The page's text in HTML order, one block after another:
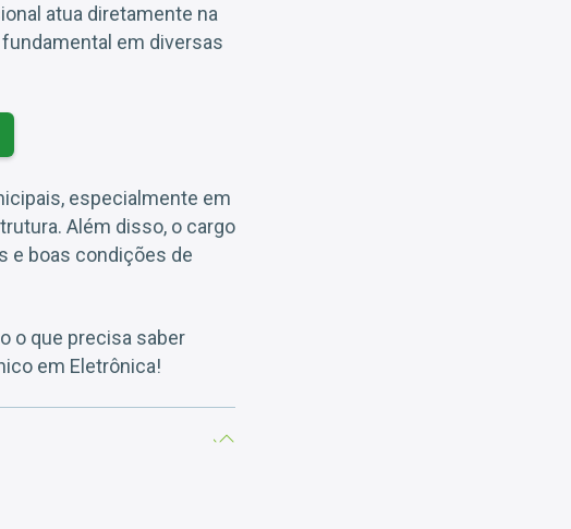
atua diretamente na
em diversas
especialmente em
Além disso, o cargo
e boas condições de
o que precisa saber
em Eletrônica!